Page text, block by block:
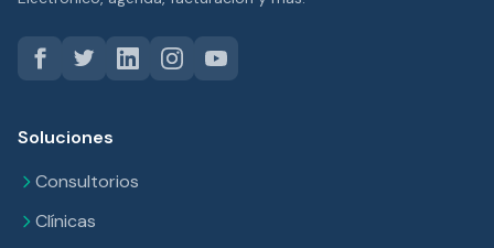
Soluciones
Consultorios
Clínicas